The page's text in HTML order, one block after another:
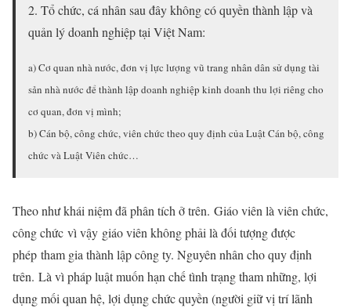
2. Tổ chức, cá nhân sau đây không có quyền thành lập và
quản lý doanh nghiệp tại Việt Nam:
a) Cơ quan nhà nước, đơn vị lực lượng vũ trang nhân dân sử dụng tài
sản nhà nước để thành lập doanh nghiệp kinh doanh thu lợi riêng cho
cơ quan, đơn vị mình;
b) Cán bộ, công chức, viên chức theo quy định của Luật Cán bộ, công
chức và Luật Viên chức…
Theo như khái niệm đã phân tích ở trên. Giáo viên là viên chức,
công chức vì vậy giáo viên không phải là đối tượng được
phép tham gia thành lập công ty. Nguyên nhân cho quy định
trên. Là vì pháp luật muốn hạn chế tình trạng tham những, lợi
dụng mối quan hệ, lợi dụng chức quyền (người giữ vị trí lãnh